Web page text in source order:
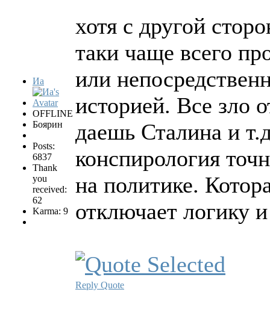
Иа
OFFLINE
Боярин
Posts:
6837
Thank
you
received:
62
Karma: 9
хотя с другой
таки чаще всего
или
историей. Все зло
даешь Сталина и
конспирология
на политике.
отключает логику
Reply Quote